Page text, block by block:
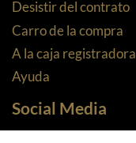
Desistir del contrato
Carro de la compra
A la caja registradora
Ayuda
Social Media